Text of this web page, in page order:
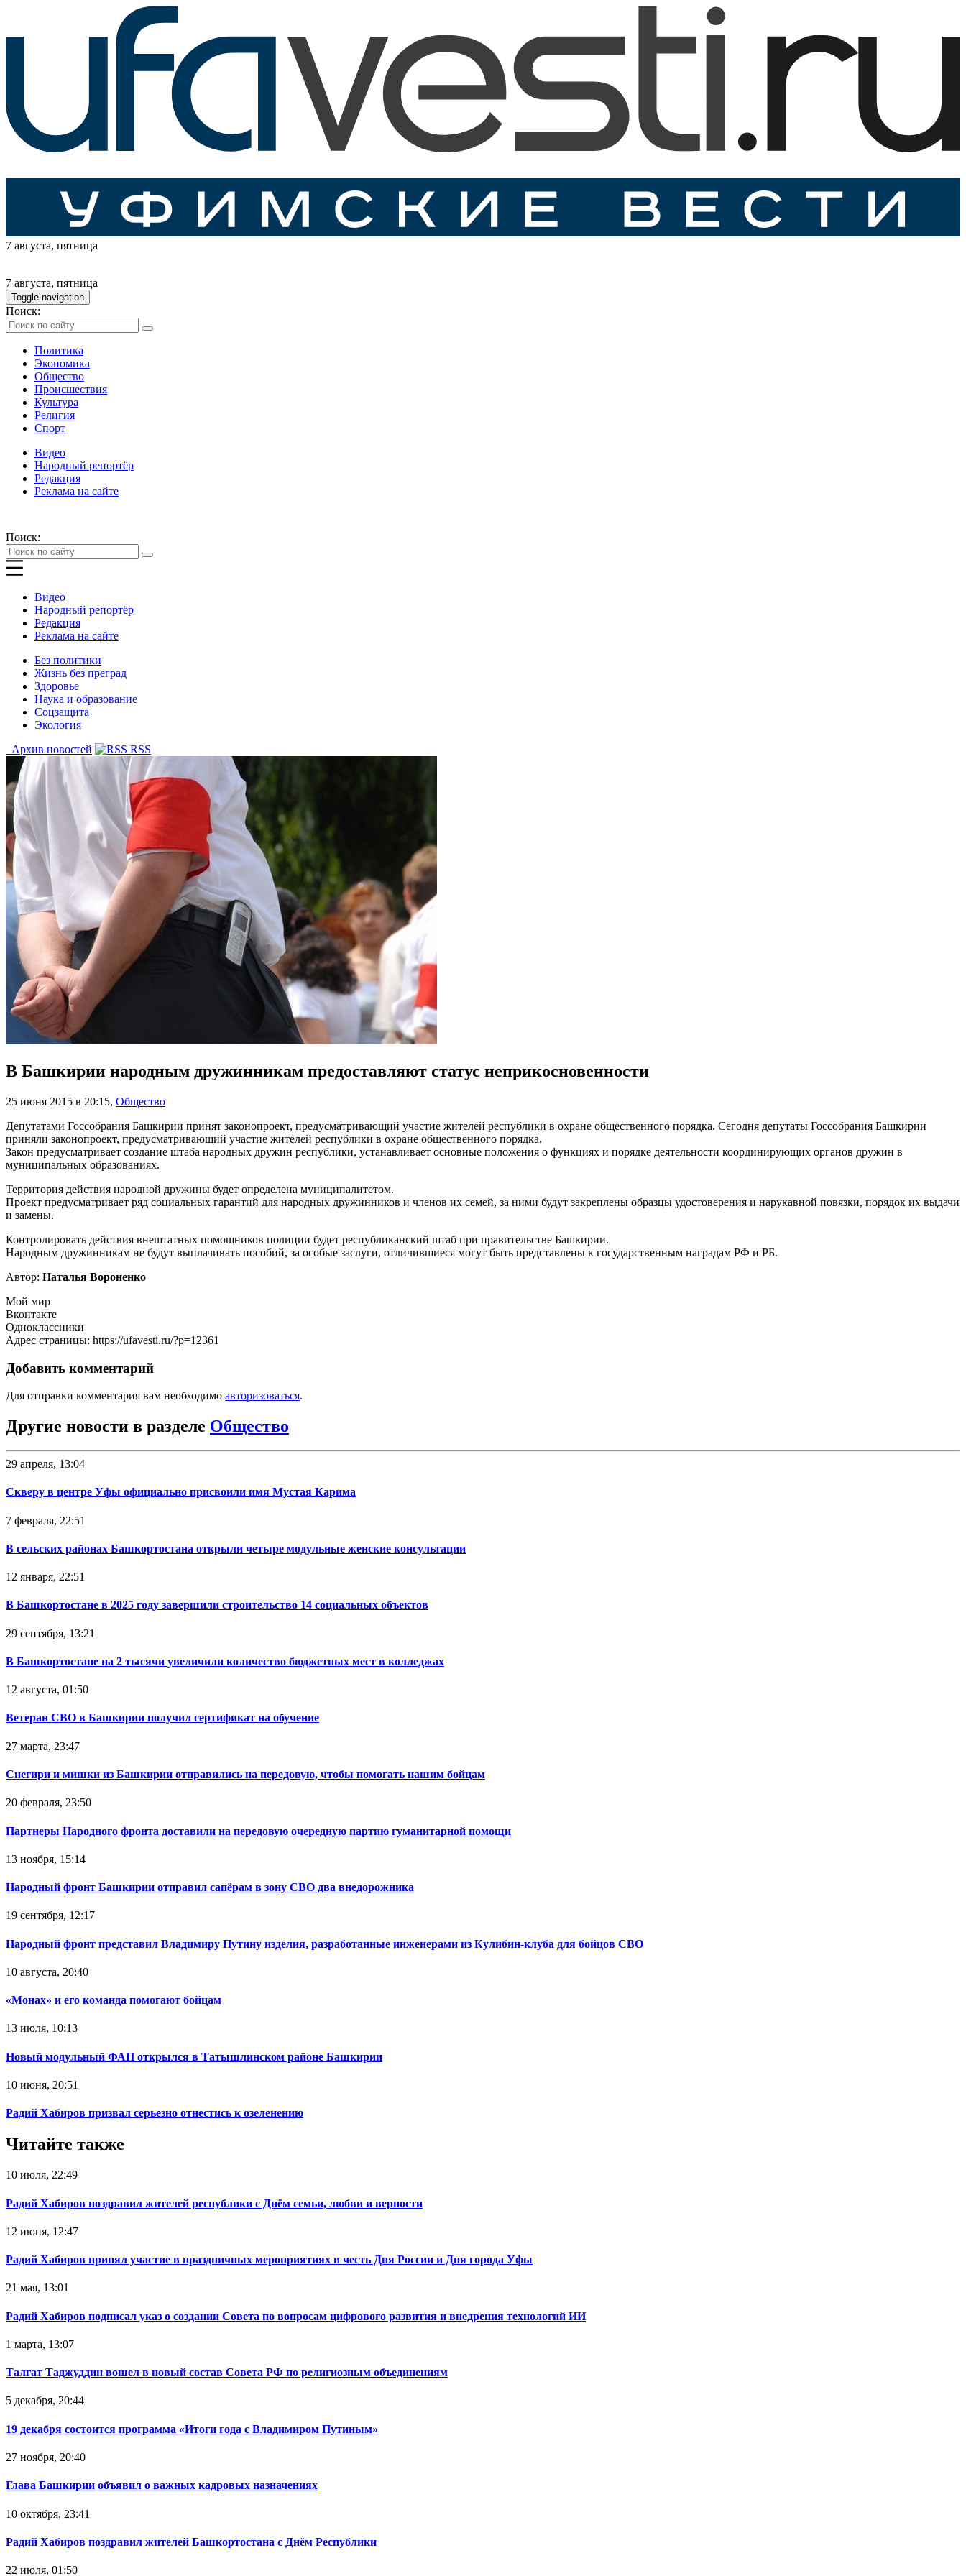
7 августа, пятница
7 августа, пятница
Toggle navigation
Поиск:
Политика
Экономика
Общество
Происшествия
Культура
Религия
Спорт
Видео
Народный репортёр
Редакция
Реклама на сайте
Поиск:
Видео
Народный репортёр
Редакция
Реклама на сайте
Без политики
Жизнь без преград
Здоровье
Наука и образование
Соцзащита
Экология
Архив новостей
RSS
В Башкирии народным дружинникам предоставляют статус неприкосновенности
25 июня 2015 в 20:15, Общество
Депутатами Госсобрания Башкирии принят законопроект, предусматривающий участие жителей республики в охране общественного порядка. Сегодня депутаты Госсобрания Башкирии
приняли законопроект, предусматривающий участие жителей республики в охране общественного порядка.
Закон предусматривает создание штаба народных дружин республики, устанавливает основные положения о функциях и порядке деятельности координирующих органов дружин в
муниципальных образованиях.
Территория действия народной дружины будет определена муниципалитетом.
Проект предусматривает ряд социальных гарантий для народных дружинников и членов их семей, за ними будут закреплены образцы удостоверения и нарукавной повязки, порядок их выдачи
и замены.
Контролировать действия внештатных помощников полиции будет республиканский штаб при правительстве Башкирии.
Народным дружинникам не будут выплачивать пособий, за особые заслуги, отличившиеся могут быть представлены к государственным наградам РФ и РБ.
Автор: Наталья Вороненко
Мой мир
Вконтакте
Одноклассники
Адрес страницы: https://ufavesti.ru/?p=12361
Добавить комментарий
Для отправки комментария вам необходимо авторизоваться.
Другие новости в разделе Общество
29 апреля, 13:04
Скверу в центре Уфы официально присвоили имя Мустая Карима
7 февраля, 22:51
В сельских районах Башкортостана открыли четыре модульные женские консультации
12 января, 22:51
В Башкортостане в 2025 году завершили строительство 14 социальных объектов
29 сентября, 13:21
В Башкортостане на 2 тысячи увеличили количество бюджетных мест в колледжах
12 августа, 01:50
Ветеран СВО в Башкирии получил сертификат на обучение
27 марта, 23:47
Снегири и мишки из Башкирии отправились на передовую, чтобы помогать нашим бойцам
20 февраля, 23:50
Партнеры Народного фронта доставили на передовую очередную партию гуманитарной помощи
13 ноября, 15:14
Народный фронт Башкирии отправил сапёрам в зону СВО два внедорожника
19 сентября, 12:17
Народный фронт представил Владимиру Путину изделия, разработанные инженерами из Кулибин-клуба для бойцов СВО
10 августа, 20:40
«Монах» и его команда помогают бойцам
13 июля, 10:13
Новый модульный ФАП открылся в Татышлинском районе Башкирии
10 июня, 20:51
Радий Хабиров призвал серьезно отнестись к озеленению
Читайте также
10 июля, 22:49
Радий Хабиров поздравил жителей республики с Днём семьи, любви и верности
12 июня, 12:47
Радий Хабиров принял участие в праздничных мероприятиях в честь Дня России и Дня города Уфы
21 мая, 13:01
Радий Хабиров подписал указ о создании Совета по вопросам цифрового развития и внедрения технологий ИИ
1 марта, 13:07
Талгат Таджуддин вошел в новый состав Совета РФ по религиозным объединениям
5 декабря, 20:44
19 декабря состоится программа «Итоги года с Владимиром Путиным»
27 ноября, 20:40
Глава Башкирии объявил о важных кадровых назначениях
10 октября, 23:41
Радий Хабиров поздравил жителей Башкортостана с Днём Республики
22 июля, 01:50